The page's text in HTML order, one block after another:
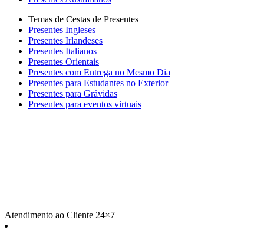
Temas de Cestas de Presentes
Presentes Ingleses
Presentes Irlandeses
Presentes Italianos
Presentes Orientais
Presentes com Entrega no Mesmo Dia
Presentes para Estudantes no Exterior
Presentes para Grávidas
Presentes para eventos virtuais
Atendimento ao Cliente 24×7